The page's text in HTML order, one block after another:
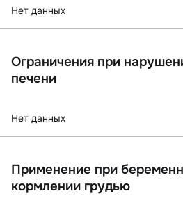
Нет данных
Ограничения при
печени
Нет данных
Применение при
кормлении грудью